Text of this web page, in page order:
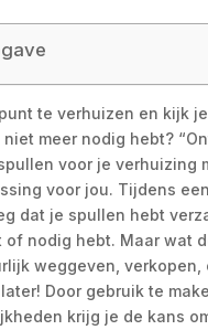
te verhuizen en kijk
meer nodig hebt?
voor je verhuizing
voor jou. Tijdens
dat je spullen hebt
of nodig hebt. Maar wat
weggeven, verkopen,
Door gebruik te
krijg je de kans